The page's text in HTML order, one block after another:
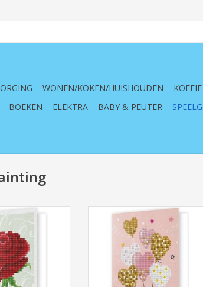
WONEN/KOKEN/HUISHOUDEN
BOEKEN ELEKTRA BABY & PEUTER
Wenskaart Love
Rose
WINKELWAGEN
Diamond Dotz wenskaart
Balloons with Love
TOEVOEGEN AAN WINKELWAGEN